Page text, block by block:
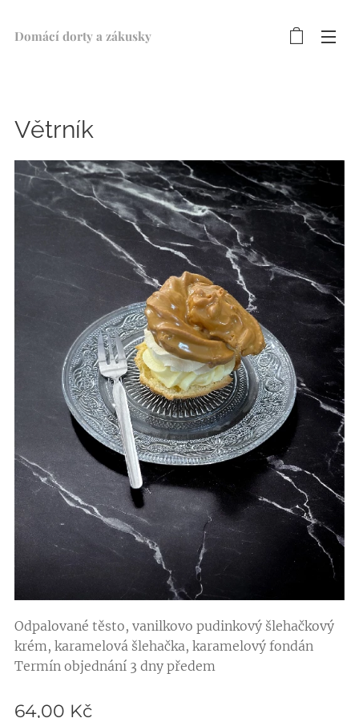
Domácí dorty a zákusky ♥
Větrník
Odpalované těsto, vanilkovo pudinkový šlehačkový
krém, karamelová šlehačka, karamelový fondán
Termín objednání 3 dny předem
64,00 Kč